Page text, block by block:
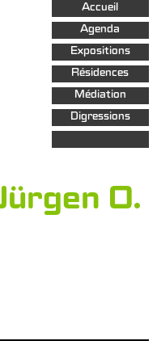
Aller au
contenu
principal
Accueil
Agenda
Expositions
Résidences
Médiation
Digressions
O.